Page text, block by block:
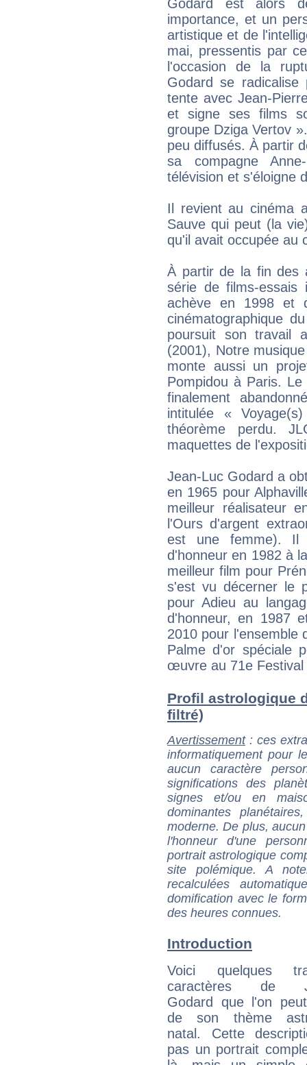
Godard est alors
importance, et un
artistique et de
mai, pressentis par
l'occasion de la
Godard se radicalise
tente avec Jean-
et signe ses films
groupe Dziga Vertov
peu diffusés. À partir
sa compagne
télévision et s'éloigne
Il revient au cinéma
Sauve qui peut (la
qu'il avait occupée au
À partir de la fin des
série de films-essais
achève en 1998 et
cinématographique
poursuit son travail
(2001), Notre
monte aussi un
Pompidou à Paris.
finalement
intitulée «
théorème perdu.
maquettes de
Jean-Luc Godard a
en 1965 pour
meilleur réalisateur
l'Ours d'argent
est une femme). Il
d'honneur en 1982 à
meilleur film pour
s'est vu décerner le
pour Adieu au
d'honneur, en 1987
2010 pour l'ensemble
Palme d'or spéciale
œuvre au 71e Festival
Profil astrologique
filtré)
Avertissement: ces
informatiquement pour
aucun caractère
significations des
signes et/ou en
dominantes
moderne. De plus,
l'honneur d'une
portrait astrologique
site polémique. A
recalculées
domification avec le
des heures connues.
Introduction
Voici quelques
caractères de
Godard que l'on
de son thème
natal. Cette
pas un portrait